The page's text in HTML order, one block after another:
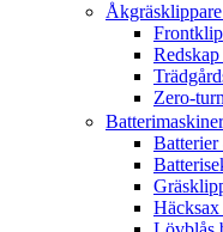
Åkgräsklippare
Zero-